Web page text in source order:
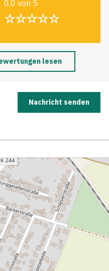
0,0 von 5
☆☆☆☆☆
lesen
Nachricht senden